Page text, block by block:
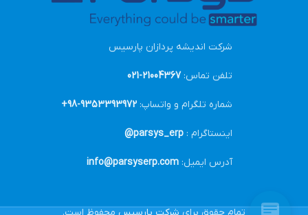
شرکت اندیشه پردازان پارسیس
تلفن تماس:21004367-021
شماره تلگرام و واتساپ: 9353393972-98+
اینستاگرام : parsys_erp@
آدرس ایمیل: info@parsyserp.com